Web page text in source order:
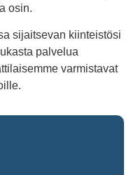
osin.
sijaitsevan kiinteistösi
palvelua
varmistavat